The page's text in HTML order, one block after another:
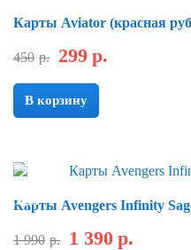
Карты Aviator (красная
450 р. 299 р.
В корзину
Новинка
Скидка
Карты Avengers Infinity
1 990 р. 1 390 р.